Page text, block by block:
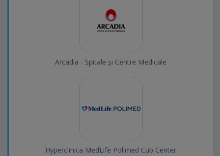
Arcadia - Spitale și Centre Medicale
Hyperclinica MedLife Polimed Cub Center